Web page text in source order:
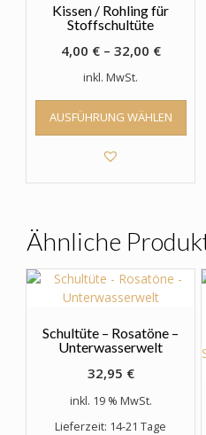
Kissen / Rohling für
Stoffschultüte
4,00 €– 32,00 €
inkl. MwSt.
AUSFÜHRUNG WÄHLEN
auf
der
Ähnliche
Schultüte – Rosatöne –
Unterwasserwelt
32,95 €
inkl. 19 % MwSt.
Lieferzeit: 14-21 Tage